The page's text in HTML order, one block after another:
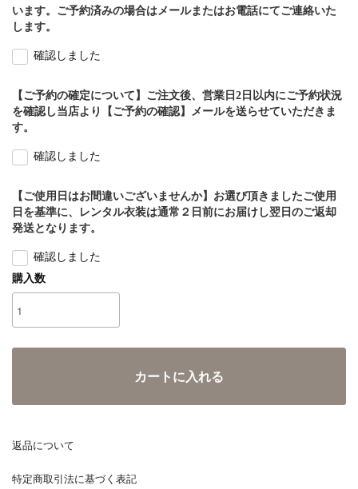
います。ご予約済みの場合はメールまたはお電話にてご連絡いた
します。
確認しました
【ご予約の確定について】ご注文後、営業日2日以内にご予約状況
を確認し当店より【ご予約の確認】メールを送らせていただきま
す。
確認しました
【ご使用日はお間違いございませんか】お選び頂きましたご使用
日を基準に、レンタル衣装は通常２日前にお届けし翌日のご返却
発送となります。
確認しました
購入数
カートに入れる
返品について
特定商取引法に基づく表記